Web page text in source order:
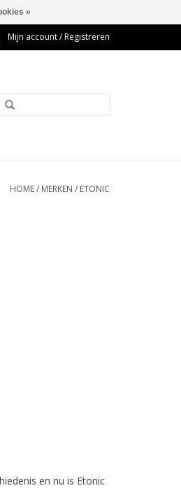
Mijn account / Registreren
HOME/ MERKEN / ETONIC
en nu is Etonic
»